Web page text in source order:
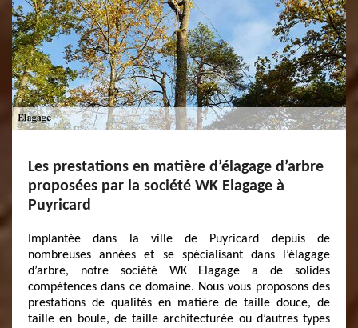
Les prestations en matière d’élagage d’arbre
proposées par la société WK Elagage à
Puyricard
Implantée dans la ville de Puyricard depuis de
nombreuses années et se spécialisant dans l’élagage
d’arbre, notre société WK Elagage a de solides
compétences dans ce domaine. Nous vous proposons des
prestations de qualités en matière de taille douce, de
taille en boule, de taille architecturée ou d’autres types